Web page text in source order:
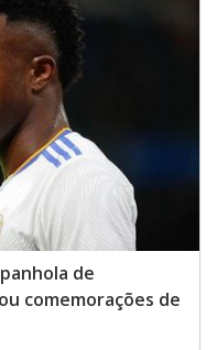
de
comemorações de